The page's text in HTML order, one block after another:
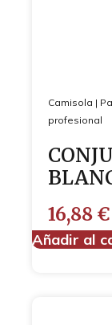
Camisola |
profesional
16,88 €
Añadir al